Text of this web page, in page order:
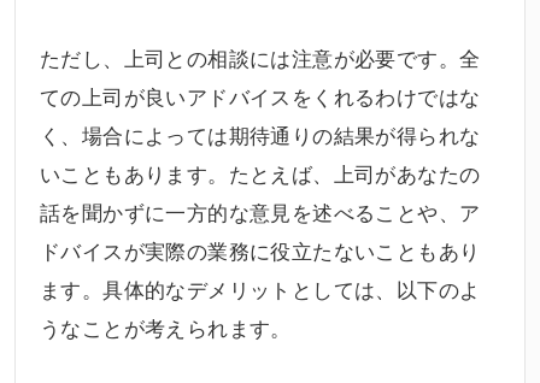
ただし、上司との相談には注意が必要です。全
ての上司が良いアドバイスをくれるわけではな
く、場合によっては期待通りの結果が得られな
いこともあります。たとえば、上司があなたの
話を聞かずに一方的な意見を述べることや、ア
ドバイスが実際の業務に役立たないこともあり
ます。具体的なデメリットとしては、以下のよ
うなことが考えられます。